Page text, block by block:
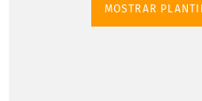
MOSTRAR